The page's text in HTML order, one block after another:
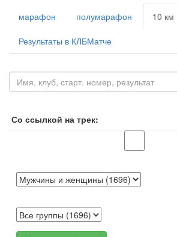
марафон полумарафон 10 км
Результаты в КЛБМатче
Со ссылкой на трек: